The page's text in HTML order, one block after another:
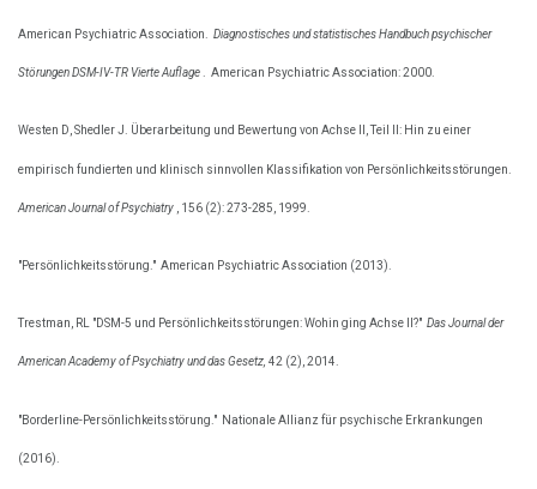
American Psychiatric Association. Diagnostisches und statistisches Handbuch psychischer
Störungen DSM-IV-TR Vierte Auflage. American Psychiatric Association: 2000.
Westen D, Shedler J. Überarbeitung und Bewertung von Achse II, Teil II: Hin zu einer
empirisch fundierten und klinisch sinnvollen Klassifikation von Persönlichkeitsstörungen.
American Journal of Psychiatry , 156 (2): 273-285, 1999.
"Persönlichkeitsstörung." American Psychiatric Association (2013).
Trestman, RL "DSM-5 und Persönlichkeitsstörungen: Wohin ging Achse II?" Das Journal der
American Academy of Psychiatry und das Gesetz, 42 (2), 2014.
"Borderline-Persönlichkeitsstörung." Nationale Allianz für psychische Erkrankungen
(2016).